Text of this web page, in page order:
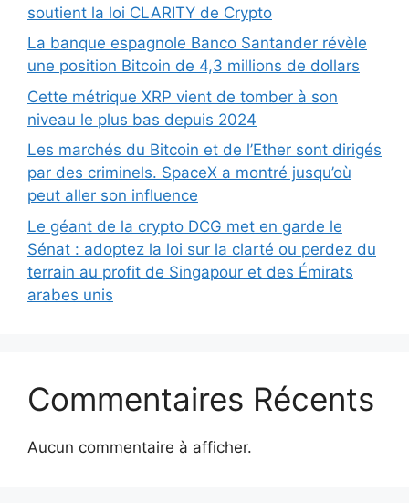
soutient la loi CLARITY de Crypto
La banque espagnole Banco Santander révèle
une position Bitcoin de 4,3 millions de dollars
Cette métrique XRP vient de tomber à son
niveau le plus bas depuis 2024
Les marchés du Bitcoin et de l’Ether sont dirigés
par des criminels. SpaceX a montré jusqu’où
peut aller son influence
Le géant de la crypto DCG met en garde le
Sénat : adoptez la loi sur la clarté ou perdez du
terrain au profit de Singapour et des Émirats
arabes unis
Commentaires Récents
Aucun commentaire à afficher.